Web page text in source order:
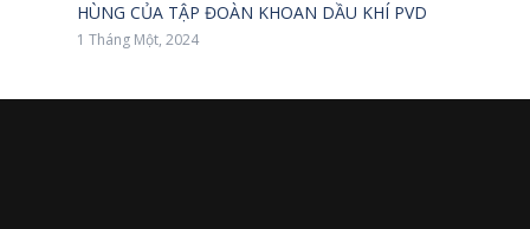
HÙNG CỦA TẬP ĐOÀN KHOAN DẦU KHÍ PVD
1 Tháng Một, 2024